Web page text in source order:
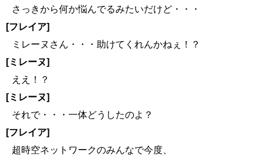
さっきから何か悩んでるみたいだけど・・・
[フレイア]
ミレーヌさん・・・助けてくれんかねぇ！？
[ミレーヌ]
ええ！？
[ミレーヌ]
それで・・・一体どうしたのよ？
[フレイア]
超時空ネットワークのみんなで今度、